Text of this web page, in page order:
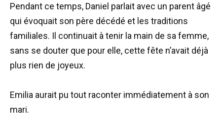
Pendant ce temps, Daniel parlait avec un parent âgé
qui évoquait son père décédé et les traditions
familiales. Il continuait à tenir la main de sa femme,
sans se douter que pour elle, cette fête n’avait déjà
plus rien de joyeux.
Emilia aurait pu tout raconter immédiatement à son
mari.